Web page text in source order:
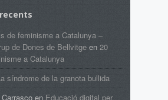
de feminisme a Catalunya –
de Dones de Bellvitge en 20
a Catalunya
síndrome de la granota bullida
en Educació digital per